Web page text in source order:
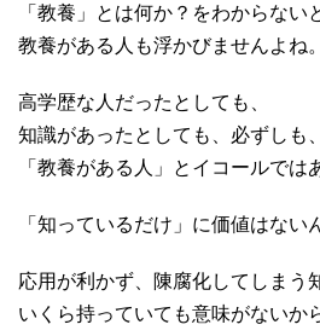
「教養」とは何か？をわからない
教養がある人も浮かびませんよね。
高学歴な人だったとしても、
知識があったとしても、必ずしも、
「教養がある人」とイコールでは
「知っているだけ」に価値はない
応用が利かず、陳腐化してしま う
いくら持っていても意味がないか